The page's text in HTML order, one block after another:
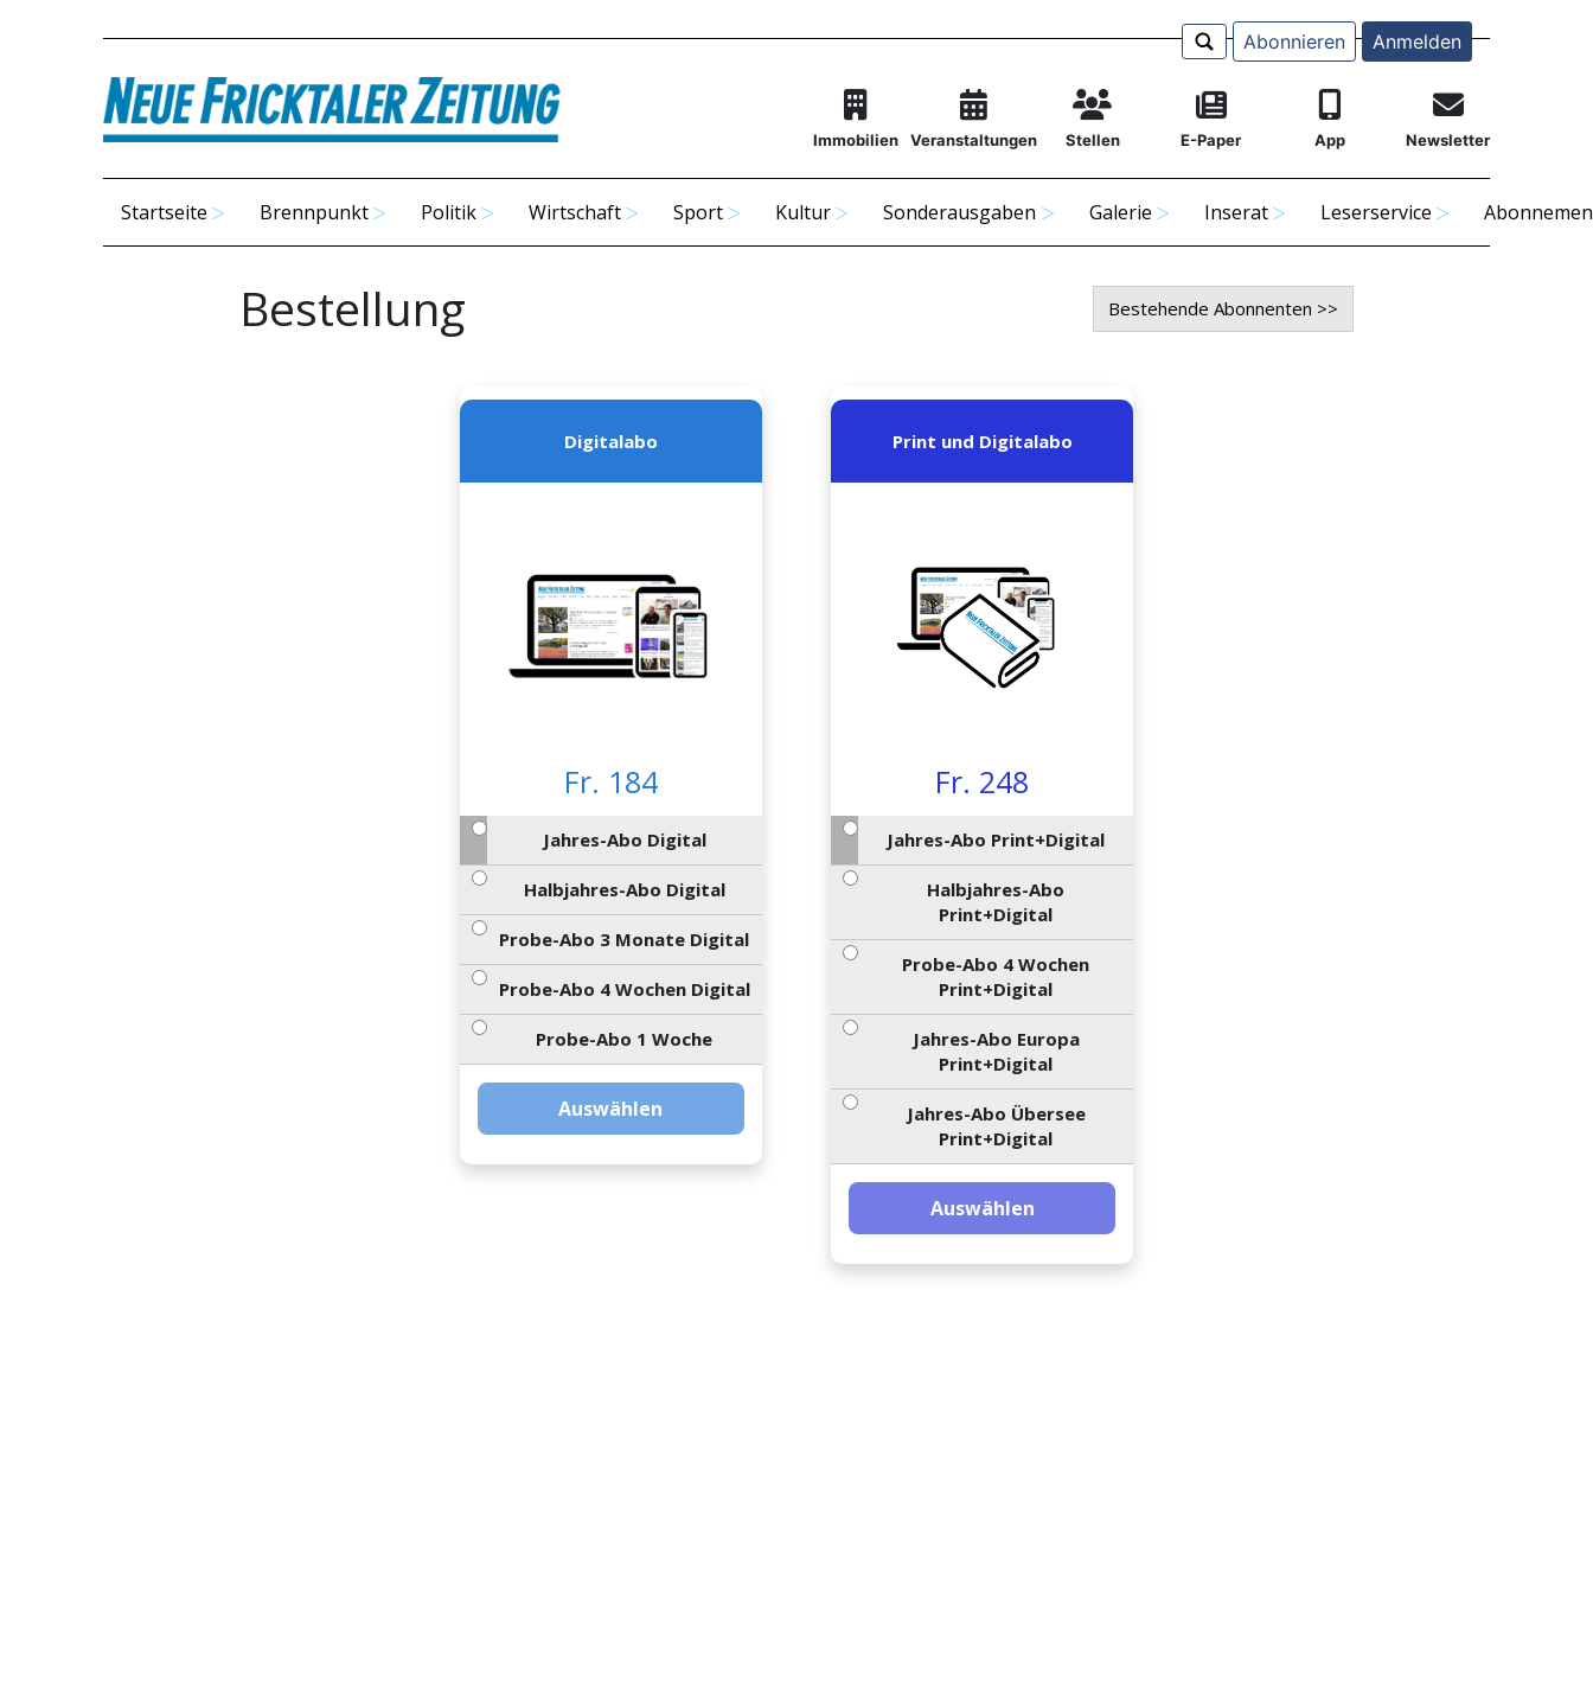
Abonnieren Anmelden
Immobilien Veranstaltungen Stellen E-Paper App Newsletter
Startseite Brennpunkt Politik Wirtschaft Sport Kultur Sonderausgaben Galerie Inserat Leserservice